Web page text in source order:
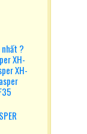
?
XH-
XH-